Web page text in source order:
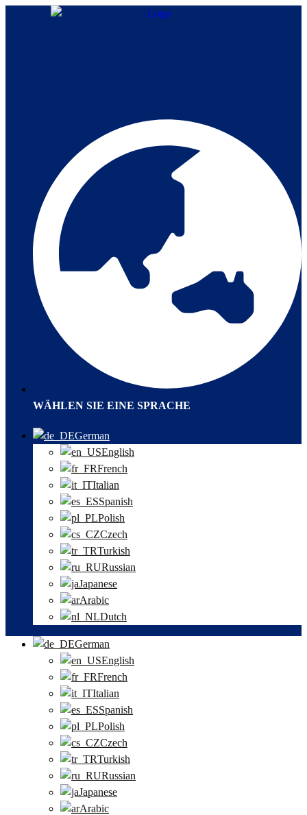
WÄHLEN SIE EINE SPRACHE
German
English
French
Italian
Spanish
Polish
Czech
Turkish
Russian
Japanese
Arabic
Dutch
German
English
French
Italian
Spanish
Polish
Czech
Turkish
Russian
Japanese
Arabic